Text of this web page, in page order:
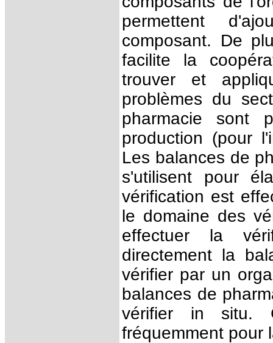
permettent
composant. De
facilite la
trouver et
problèmes du
pharmacie sont
production (pour
Les balances de
s'utilisent pour
vérification est
le domaine des
effectuer la
directement la
vérifier par un
balances de
vérifier in situ.
fréquemment pour